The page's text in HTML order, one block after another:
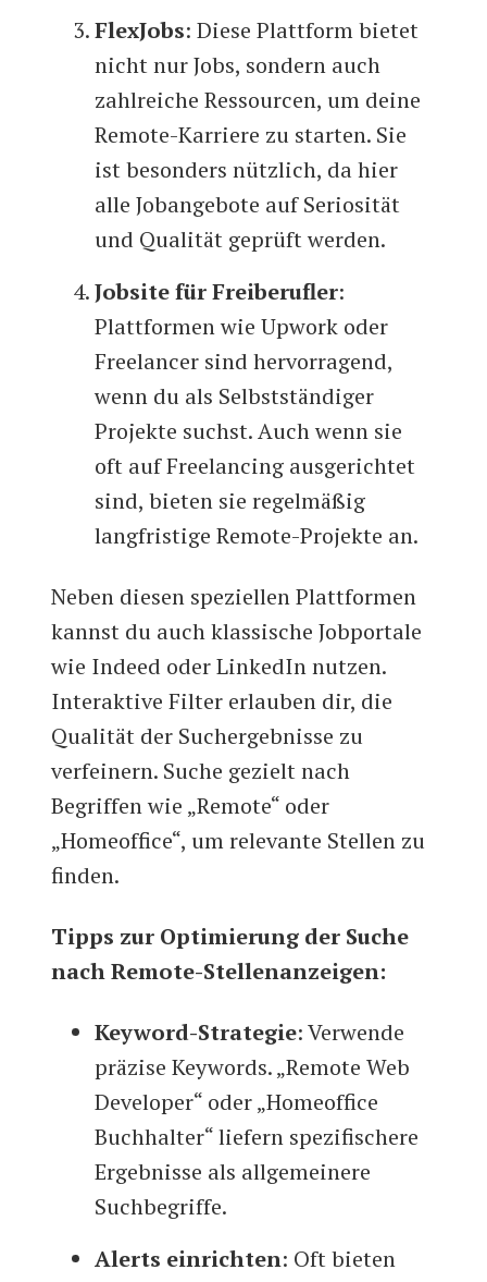
FlexJobs: Diese Plattform bietet
nicht nur Jobs, sondern auch
zahlreiche Ressourcen, um deine
Remote-Karriere zu starten. Sie
ist besonders nützlich, da hier
alle Jobangebote auf Seriosität
und Qualität geprüft werden.
Jobsite für Freiberufler:
Plattformen wie Upwork oder
Freelancer sind hervorragend,
wenn du als Selbstständiger
Projekte suchst. Auch wenn sie
oft auf Freelancing ausgerichtet
sind, bieten sie regelmäßig
langfristige Remote-Projekte an.
Neben diesen speziellen Plattformen
kannst du auch klassische Jobportale
wie Indeed oder LinkedIn nutzen.
Interaktive Filter erlauben dir, die
Qualität der Suchergebnisse zu
verfeinern. Suche gezielt nach
Begriffen wie „Remote“ oder
„Homeoffice“, um relevante Stellen zu
finden.
Tipps zur Optimierung der Suche
nach Remote-Stellenanzeigen:
Keyword-Strategie: Verwende
präzise Keywords. „Remote Web
Developer“ oder „Homeoffice
Buchhalter“ liefern spezifischere
Ergebnisse als allgemeinere
Suchbegriffe.
Alerts einrichten: Oft bieten